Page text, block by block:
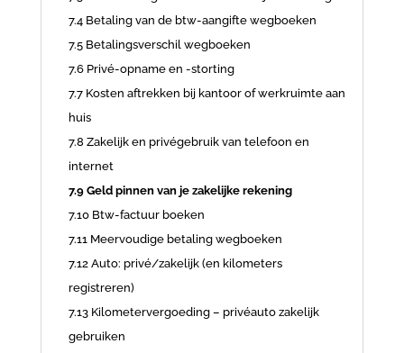
7.4 Betaling van de btw-aangifte wegboeken
7.5 Betalingsverschil wegboeken
7.6 Privé-opname en -storting
7.7 Kosten aftrekken bij kantoor of werkruimte aan
huis
7.8 Zakelijk en privégebruik van telefoon en
internet
7.9 Geld pinnen van je zakelijke rekening
7.10 Btw-factuur boeken
7.11 Meervoudige betaling wegboeken
7.12 Auto: privé/zakelijk (en kilometers
registreren)
7.13 Kilometervergoeding – privéauto zakelijk
gebruiken